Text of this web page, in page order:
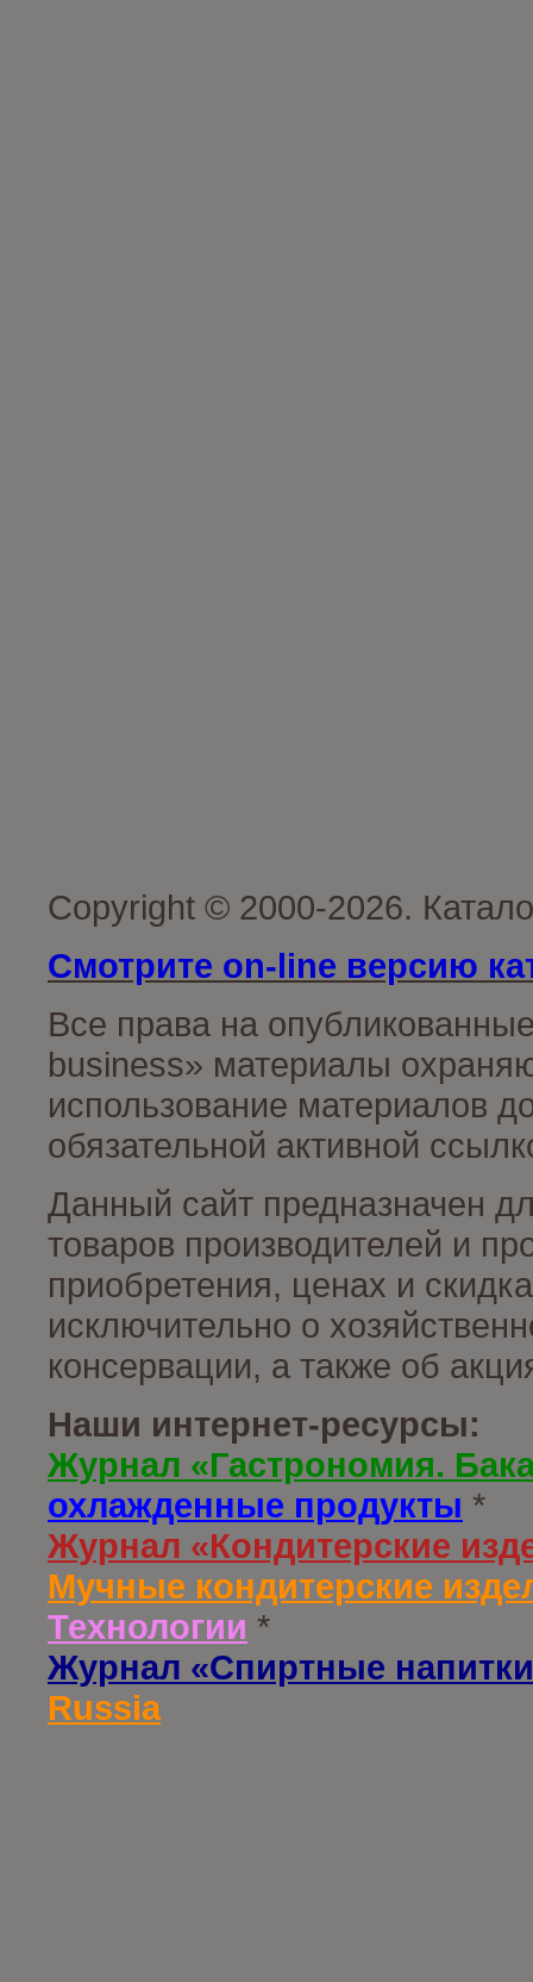
Copyright © 2000-2026.
Смотрите on-line версию
Все права на
business» материалы
использование материалов
обязательной активной
Данный сайт предназначен
товаров производителей и
приобретения, ценах и
исключительно о
консервации, а также об
Наши интернет-ресурсы:
Журнал «Гастрономия.
охлажденные продукты *
Журнал «Кондитерские
Мучные кондитерские
Технологии *
Журнал «Спиртные
Russia